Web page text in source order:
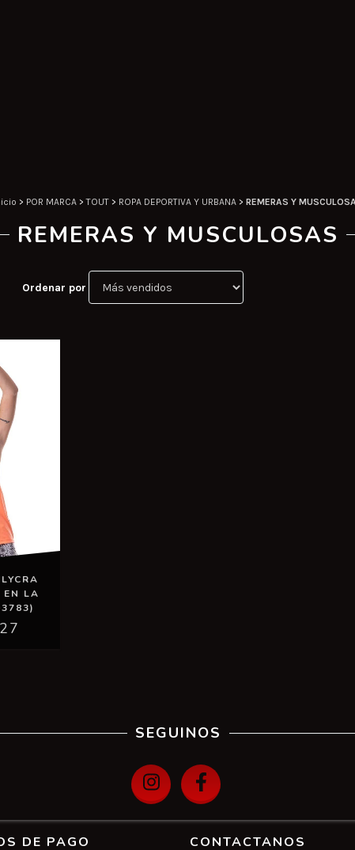
> POR MARCA > TOUT > ROPA DEPORTIVA Y URBANA > REMERAS Y
REMERAS Y MUSCULOSAS
Ordenar por
EN LA
SEGUINOS
DE PAGO CONTACTANOS